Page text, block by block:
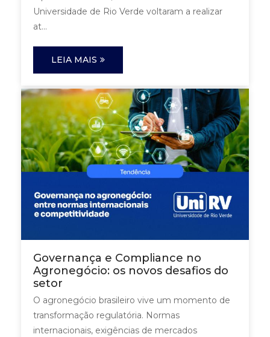
Universidade de Rio Verde voltaram a realizar
at...
LEIA MAIS
Governança e Compliance no
Agronegócio: os novos desafios do
setor
O agronegócio brasileiro vive um momento de
transformação regulatória. Normas
internacionais, exigências de mercados